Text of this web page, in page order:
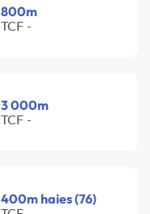
800m
TCF -
3 000m
TCF -
400m haies (76)